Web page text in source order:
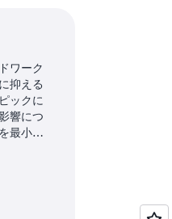
ワーク
抑える
ックに
響につ
最小化